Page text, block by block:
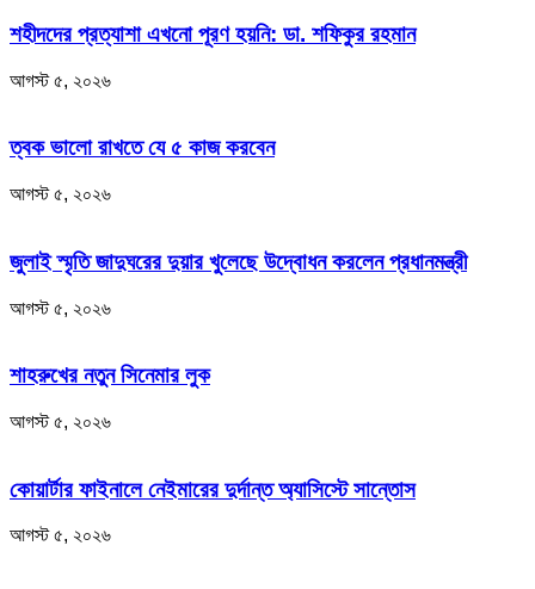
শহীদদের প্রত্যাশা এখনো পূরণ হয়নি: ডা. শফিকুর রহমান
আগস্ট ৫, ২০২৬
ত্বক ভালো রাখতে যে ৫ কাজ করবেন
আগস্ট ৫, ২০২৬
জুলাই স্মৃতি জাদুঘরের দুয়ার খুলেছে উদ্বোধন করলেন প্রধানমন্ত্রী
আগস্ট ৫, ২০২৬
শাহরুখের নতুন সিনেমার লুক
আগস্ট ৫, ২০২৬
কোয়ার্টার ফাইনালে নেইমারের দুর্দান্ত অ্যাসিস্টে সান্তোস
আগস্ট ৫, ২০২৬